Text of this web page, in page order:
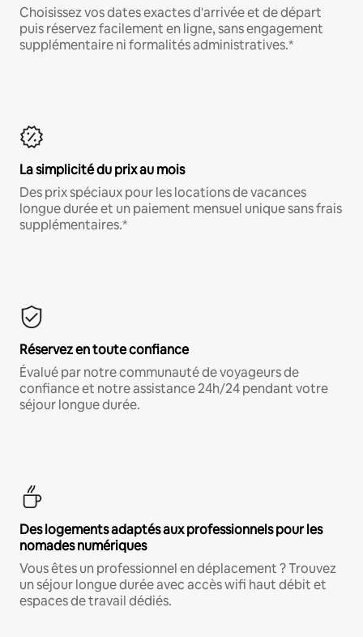
Choisissez vos dates exactes d'arrivée et de départ
puis réservez facilement en ligne, sans engagement
supplémentaire ni formalités administratives.*
La simplicité du prix au mois
Des prix spéciaux pour les locations de vacances
longue durée et un paiement mensuel unique sans frais
supplémentaires.*
Réservez en toute confiance
Évalué par notre communauté de voyageurs de
confiance et notre assistance 24h/24 pendant votre
séjour longue durée.
Des logements adaptés aux professionnels pour les
nomades numériques
Vous êtes un professionnel en déplacement ? Trouvez
un séjour longue durée avec accès wifi haut débit et
espaces de travail dédiés.